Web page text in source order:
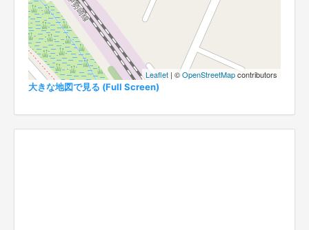
Leaflet | ©OpenStreetMapcontributors
大きな地図で見る (Full Screen)